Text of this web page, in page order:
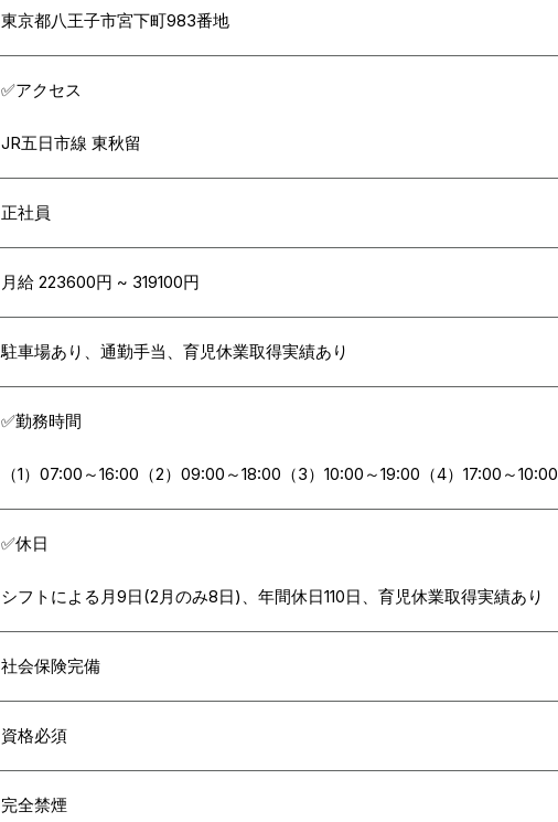
東京都八王子市宮下町983番地
✅アクセス
JR五日市線 東秋留
正社員
月給 223600円 ~ 319100円
駐車場あり、通勤手当、育児休業取得実績あり
✅勤務時間
（1）07:00～16:00（2）09:00～18:00（3）10:00～19:00（4）17:00～10:00
✅休日
シフトによる月9日(2月のみ8日)、年間休日110日、育児休業取得実績あり
社会保険完備
資格必須
完全禁煙